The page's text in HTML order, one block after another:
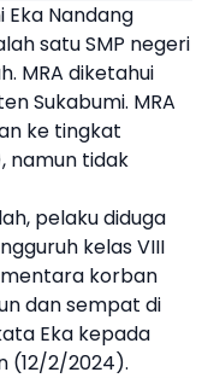
Eka Nandang
satu SMP negeri
MRA diketahui
Sukabumi. MRA
ke tingkat
namun tidak
pelaku diduga
kelas VIII
korban
dan sempat di
Eka kepada
(12/2/2024).